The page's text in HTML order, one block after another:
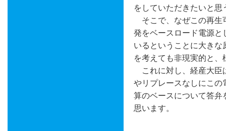
をしていただきたいと思
そこで、なぜこの再生
発をベースロード電源と
いるということに大き
を考えても非現実的と
これに対し、経産大臣
やリプレースなしにこの
算のベースについて答弁
思います。